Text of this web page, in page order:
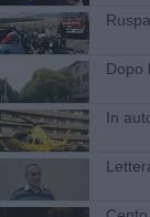
Dopo
In